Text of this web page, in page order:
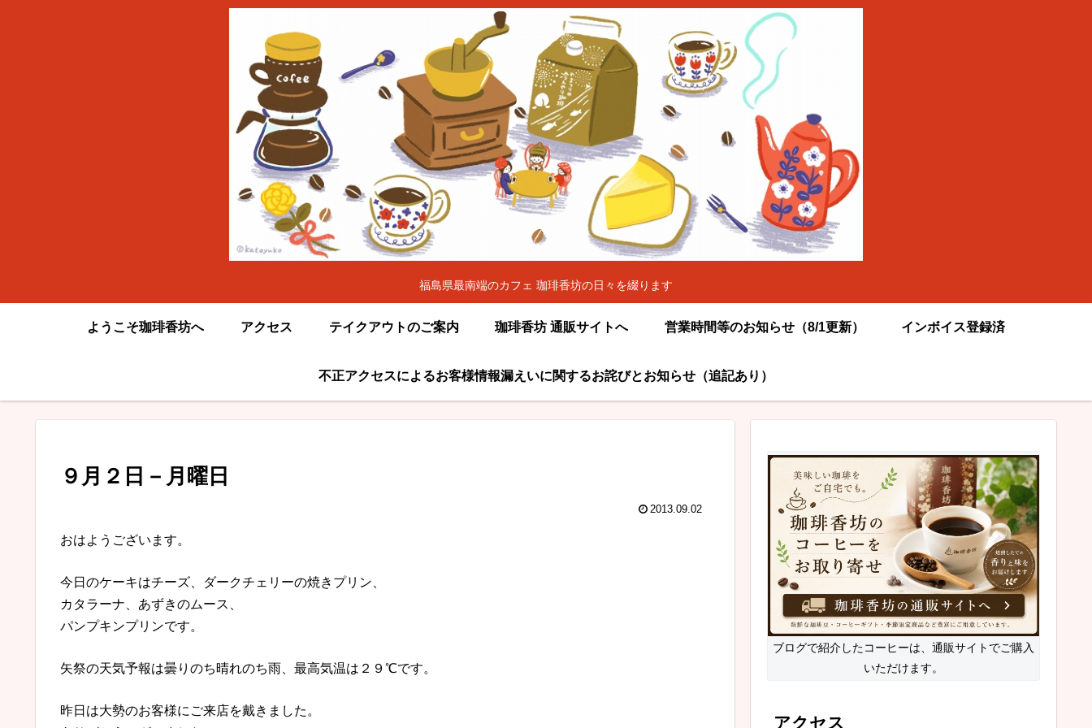
福島県最南端のカフェ 珈琲香坊の日々を綴ります
ようこそ珈琲香坊へ アクセス テイクアウトのご案内 珈琲香坊 通販サイトへ 営業時間等のお知らせ（8/1更新） インボイス登録済
不正アクセスによるお客様情報漏えいに関するお詫びとお知らせ（追記あり）
９月２日－月曜日
2013.09.02
おはようございます。
今日のケーキはチーズ、ダークチェリーの焼きプリン、
カタラーナ、あずきのムース、
パンプキンプリンです。
矢祭の天気予報は曇りのち晴れのち雨、最高気温は２９℃です。
昨日は大勢のお客様にご来店を戴きました。
ブログで紹介したコーヒーは、通販サイトでご購入
いただけます。
アクセス